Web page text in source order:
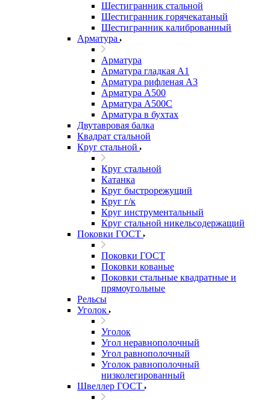
Шестигранник стальной
Шестигранник горячекатаный
Шестигранник калиброванный
Арматура
Арматура
Арматура гладкая А1
Арматура рифленая А3
Арматура А500
Арматура А500С
Арматура в бухтах
Двутавровая балка
Квадрат стальной
Круг стальной
Круг стальной
Катанка
Круг быстрорежущий
Круг г/к
Круг инструментальный
Круг стальной никельсодержащий
Поковки ГОСТ
Поковки ГОСТ
Поковки кованые
Поковки стальные квадратные и
прямоугольные
Рельсы
Уголок
Уголок
Угол неравнополочный
Угол равнополочный
Уголок равнополочный
низколегированный
Швеллер ГОСТ